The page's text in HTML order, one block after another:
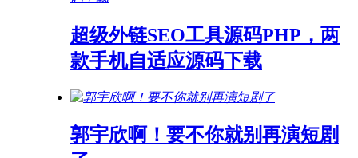
超级外链SEO工具源码PHP，两
款手机自适应源码下载
郭宇欣啊！要不你就别再演短剧